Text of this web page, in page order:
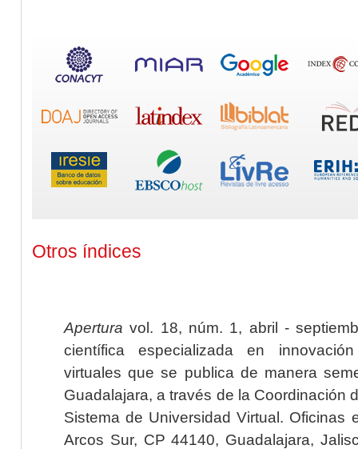
Otros índices
Apertura vol. 18, núm. 1, abril -
científica especializada en
virtuales que se publica de manera
Guadalajara, a través de la Coordinación
Sistema de Universidad Virtual. Oficinas
Arcos Sur, CP 44140, Guadalajara,